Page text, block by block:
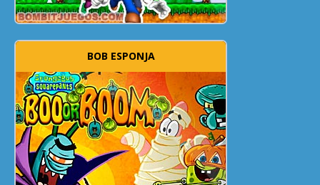
BOB ESPONJA